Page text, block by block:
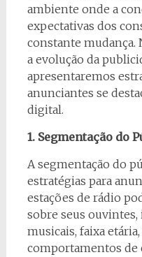
ambiente onde a
expectativas dos
constante mudança.
a evolução da
apresentaremos
anunciantes se
digital.
1. Segmentação do
A segmentação do
estratégias para
estações de rádio
sobre seus
musicais, faixa
comportamentos de